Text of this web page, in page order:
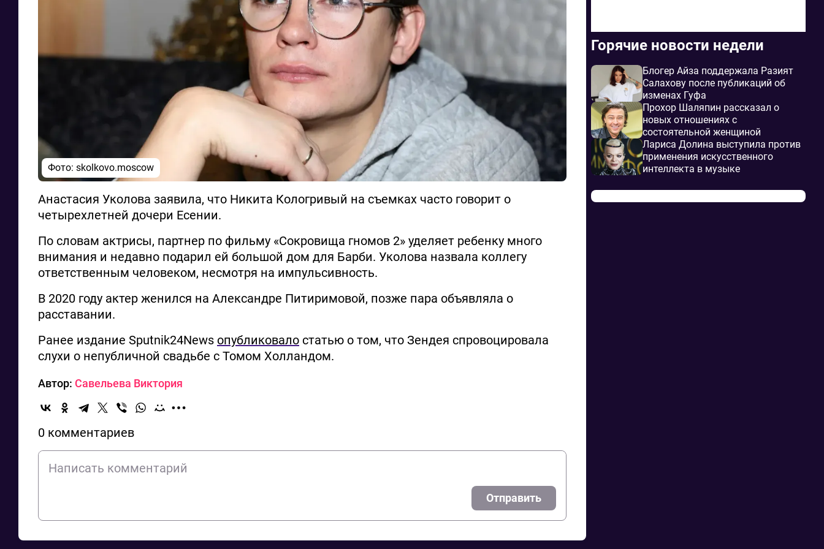
Фото: skolkovo.moscow
Анастасия Уколова заявила, что Никита Кологривый на съемках часто говорит о
четырехлетней дочери Есении.
По словам актрисы, партнер по фильму «Сокровища гномов 2» уделяет ребенку много
внимания и недавно подарил ей большой дом для Барби. Уколова назвала коллегу
ответственным человеком, несмотря на импульсивность.
В 2020 году актер женился на Александре Питиримовой, позже пара объявляла о
расставании.
Ранее издание Sputnik24News опубликовало статью о том, что Зендея спровоцировала
слухи о непубличной свадьбе с Томом Холландом.
Автор: Савельева Виктория
0 комментариев
Отправить
Горячие новости недели
Блогер Айза поддержала Разият
Салахову после публикаций об
изменах Гуфа
Прохор Шаляпин рассказал о
новых отношениях с
состоятельной женщиной
Лариса Долина выступила против
применения искусственного
интеллекта в музыке